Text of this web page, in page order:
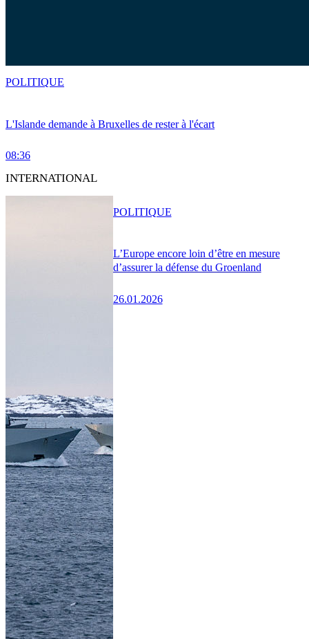
L'Islande demande à Bruxelles de rester à l'écart
08:36
POLITIQUE
INTERNATIONAL
L’Europe encore loin d’être en mesure
d’assurer la défense du Groenland
26.01.2026
POLITIQUE